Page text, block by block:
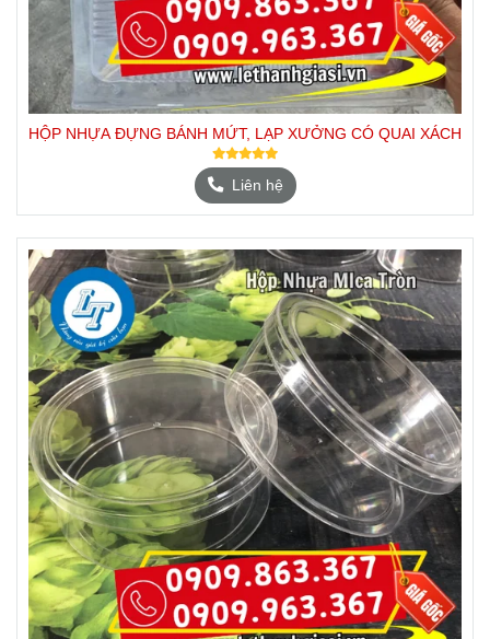
HỘP NHỰA ĐỰNG BÁNH MỨT, LẠP XƯỞNG CÓ QUAI XÁCH
Liên hệ